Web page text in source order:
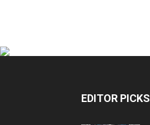
EDITOR PICKS